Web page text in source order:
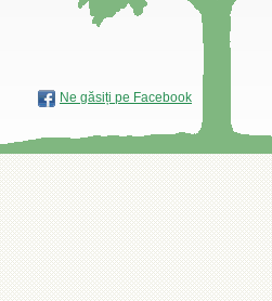
Ne găsiți pe Facebook